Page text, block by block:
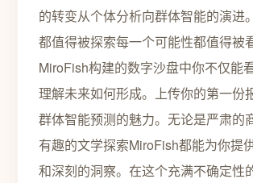
的转变从个体分析向群体智能的演进
都值得被探索每一个可能性都值得被
MiroFish构建的数字沙盘中你不仅能
理解未来如何形成。上传你的第一份
群体智能预测的魅力。无论是严肃的
有趣的文学探索MiroFish都能为你提
和深刻的洞察。在这个充满不确定性